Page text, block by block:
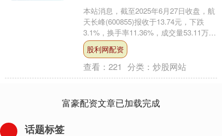
本站消息，截至2025年6月27日收盘，航
天长峰(600855)报收于13.74元，下跌
3.1%，换手率11.36%，成交量53.11万
手，成交额7.38亿元。....
股利网配资
查看：221 分类：炒股网站
富豪配资文章已加载完成
话题标签